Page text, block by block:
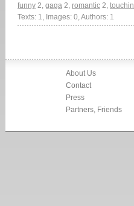
funny 2, gaga 2, romantic 2,
Texts: 1, Images: 0, Authors: 1
About Us
Contact
Press
Partners, Friends